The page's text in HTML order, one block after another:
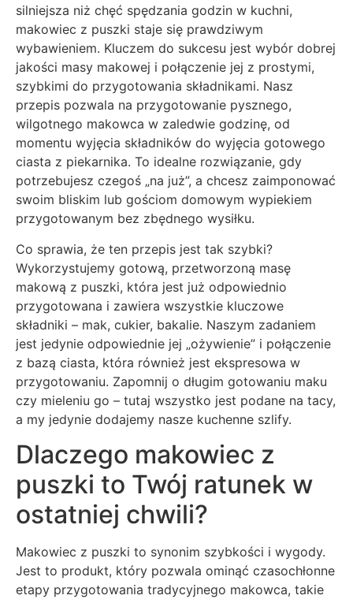
silniejsza niż chęć spędzania godzin w kuchni,
makowiec z puszki staje się prawdziwym
wybawieniem. Kluczem do sukcesu jest wybór dobrej
jakości masy makowej i połączenie jej z prostymi,
szybkimi do przygotowania składnikami. Nasz
przepis pozwala na przygotowanie pysznego,
wilgotnego makowca w zaledwie godzinę, od
momentu wyjęcia składników do wyjęcia gotowego
ciasta z piekarnika. To idealne rozwiązanie, gdy
potrzebujesz czegoś „na już”, a chcesz zaimponować
swoim bliskim lub gościom domowym wypiekiem
przygotowanym bez zbędnego wysiłku.
Co sprawia, że ten przepis jest tak szybki?
Wykorzystujemy gotową, przetworzoną masę
makową z puszki, która jest już odpowiednio
przygotowana i zawiera wszystkie kluczowe
składniki – mak, cukier, bakalie. Naszym zadaniem
jest jedynie odpowiednie jej „ożywienie” i połączenie
z bazą ciasta, która również jest ekspresowa w
przygotowaniu. Zapomnij o długim gotowaniu maku
czy mieleniu go – tutaj wszystko jest podane na tacy,
a my jedynie dodajemy nasze kuchenne szlify.
Dlaczego makowiec z
puszki to Twój ratunek w
ostatniej chwili?
Makowiec z puszki to synonim szybkości i wygody.
Jest to produkt, który pozwala ominąć czasochłonne
etapy przygotowania tradycyjnego makowca, takie